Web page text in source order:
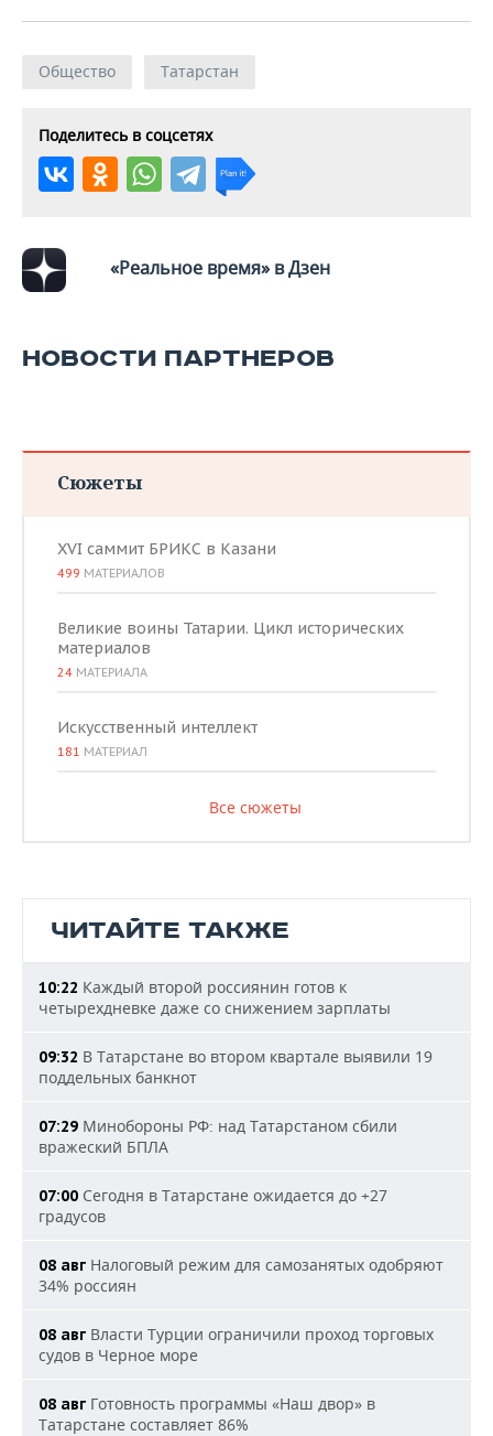
Общество Татарстан
Поделитесь в соцсетях
«Реальное время» в Дзен
НОВОСТИ ПАРТНЕРОВ
Сюжеты
XVI саммит БРИКС в Казани
499 МАТЕРИАЛОВ
Великие воины Татарии. Цикл исторических
материалов
24 МАТЕРИАЛА
Искусственный интеллект
181 МАТЕРИАЛ
Все сюжеты
ЧИТАЙТЕ ТАКЖЕ
10:22 Каждый второй россиянин готов к
четырехдневке даже со снижением зарплаты
09:32 В Татарстане во втором квартале выявили 19
поддельных банкнот
07:29 Минобороны РФ: над Татарстаном сбили
вражеский БПЛА
07:00 Сегодня в Татарстане ожидается до +27
градусов
08 авг Налоговый режим для самозанятых одобряют
34% россиян
08 авг Власти Турции ограничили проход торговых
судов в Черное море
08 авг Готовность программы «Наш двор» в
Татарстане составляет 86%